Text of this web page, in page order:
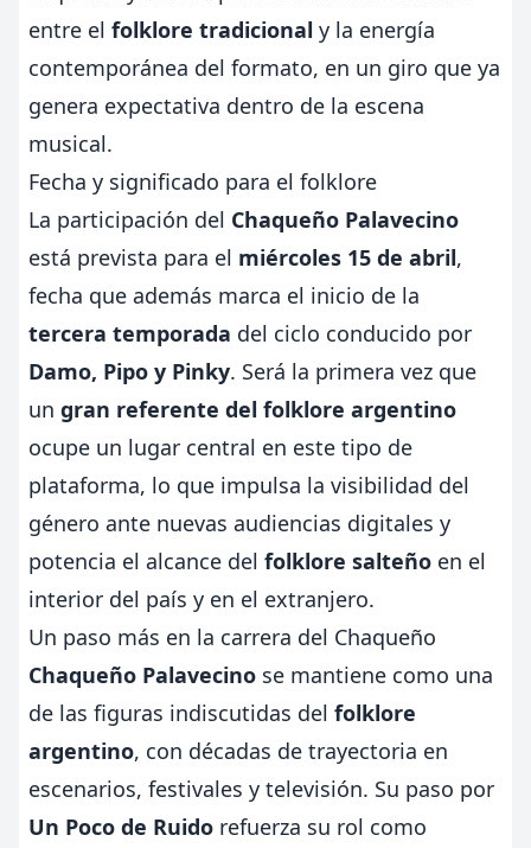
entre el folklore tradicional y la energía
contemporánea del formato, en un giro que ya
genera expectativa dentro de la escena
musical.
Fecha y significado para el folklore
La participación del Chaqueño Palavecino
está prevista para el miércoles 15 de abril,
fecha que además marca el inicio de la
tercera temporada del ciclo conducido por
Damo, Pipo y Pinky. Será la primera vez que
un gran referente del folklore argentino
ocupe un lugar central en este tipo de
plataforma, lo que impulsa la visibilidad del
género ante nuevas audiencias digitales y
potencia el alcance del folklore salteño en el
interior del país y en el extranjero.
Un paso más en la carrera del Chaqueño
Chaqueño Palavecino se mantiene como una
de las figuras indiscutidas del folklore
argentino, con décadas de trayectoria en
escenarios, festivales y televisión. Su paso por
Un Poco de Ruido refuerza su rol como